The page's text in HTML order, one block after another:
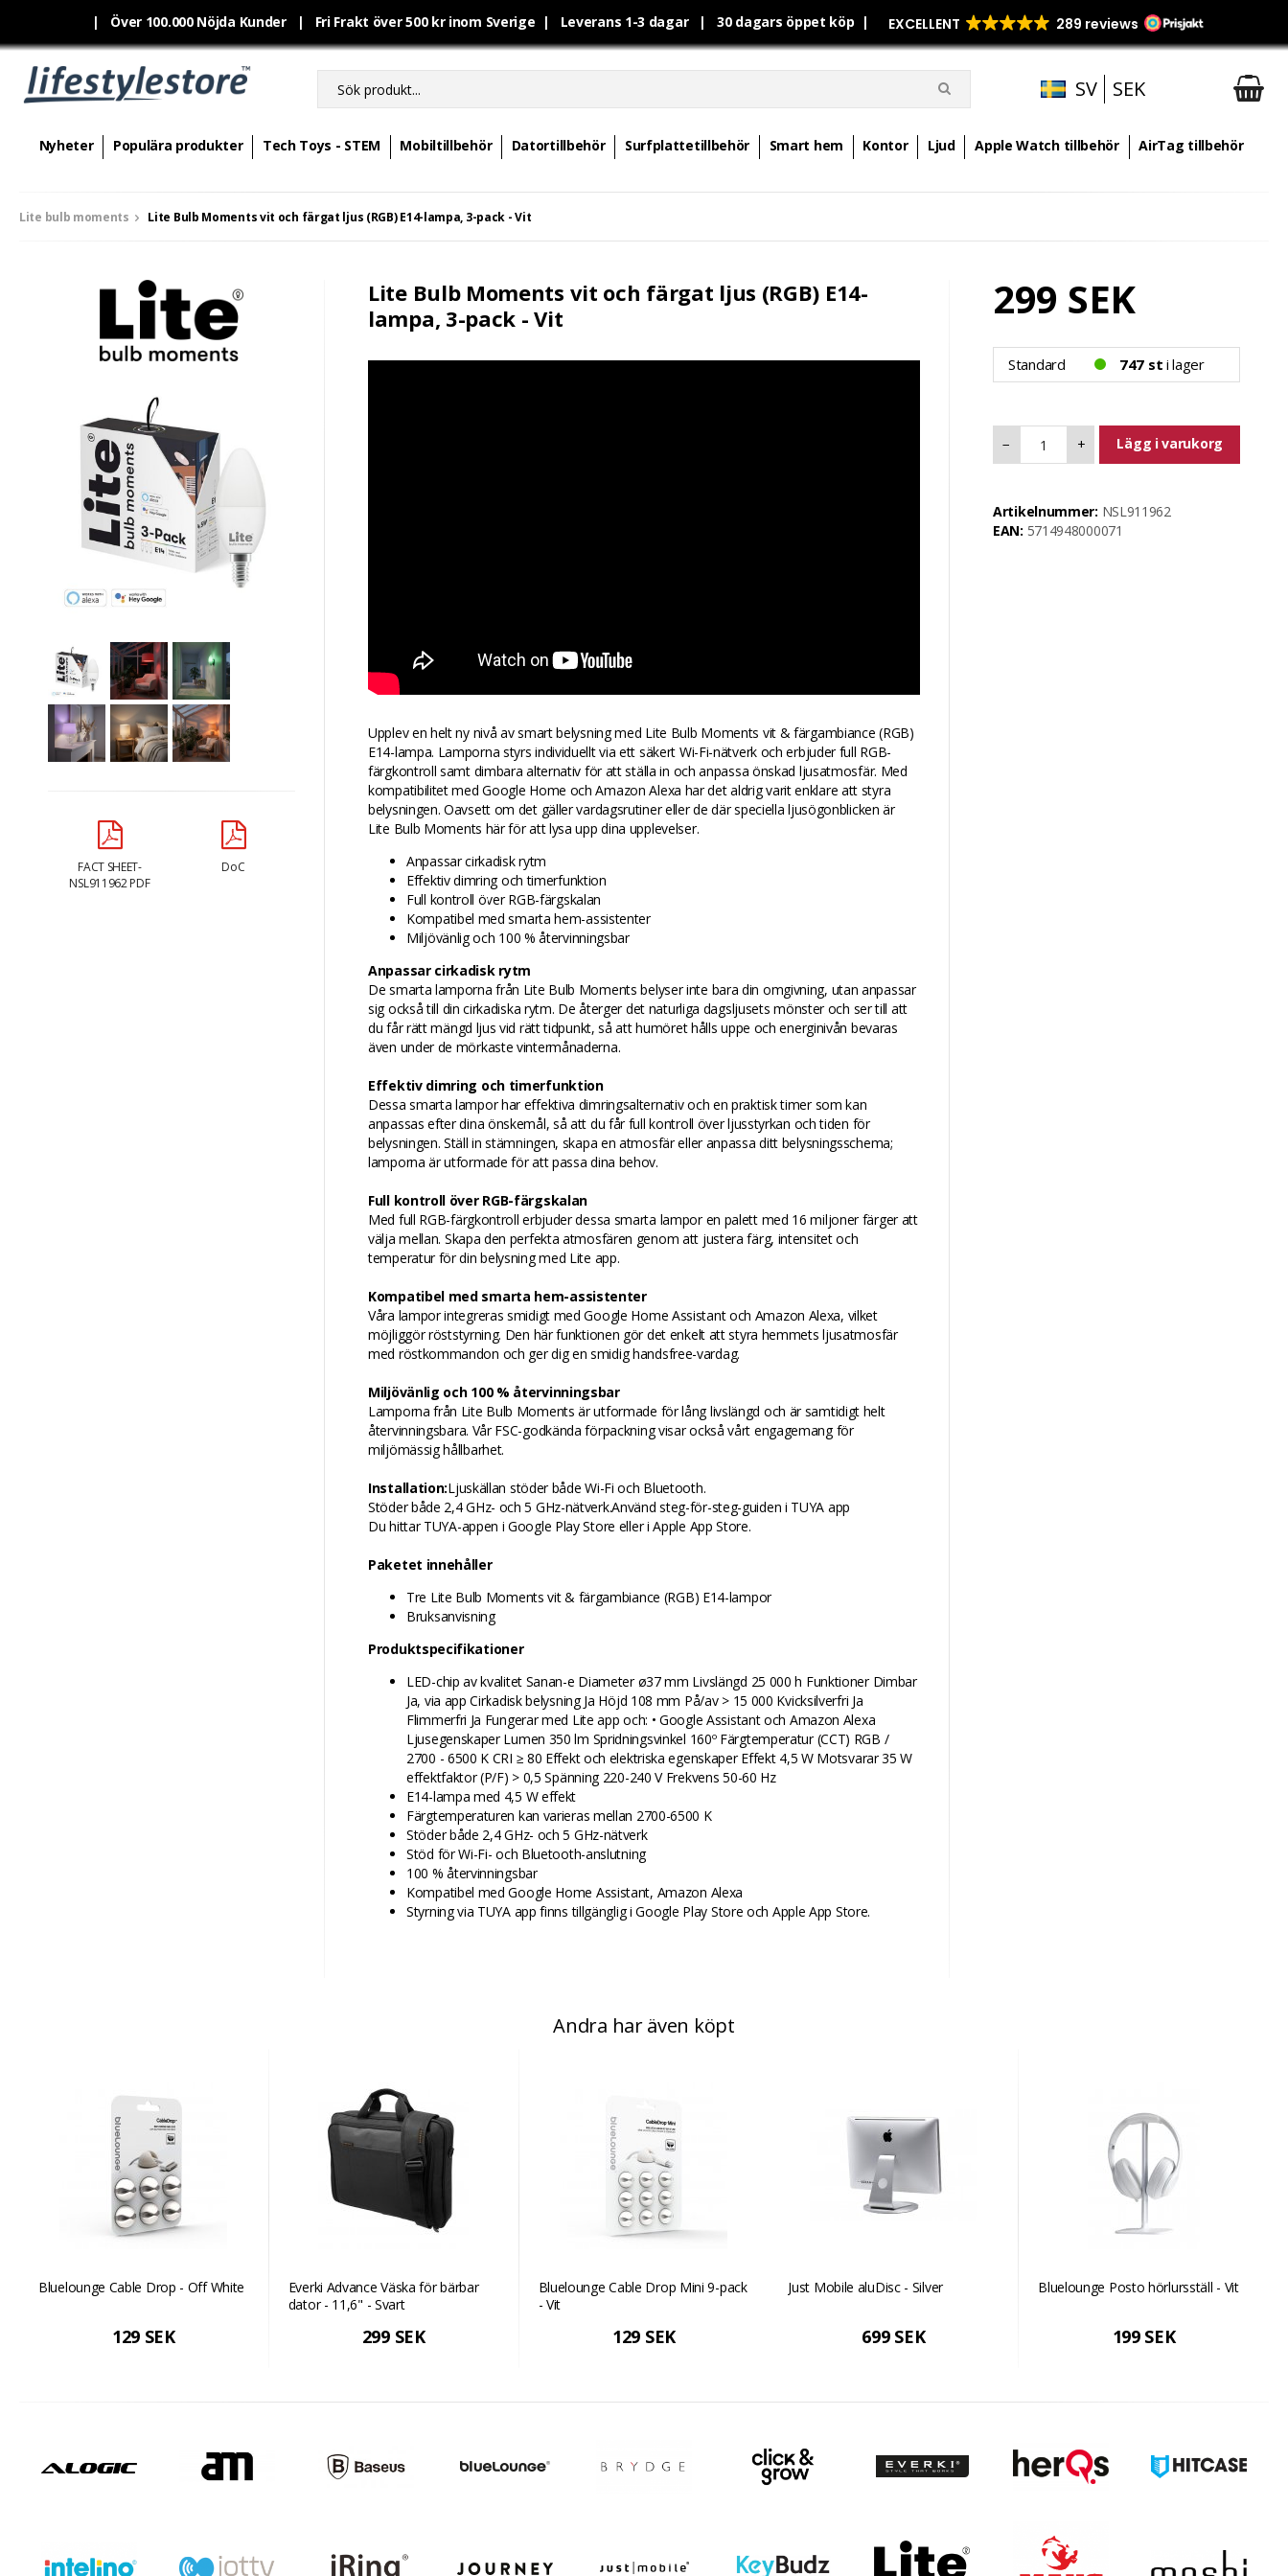
| Över 100.000 Nöjda Kunder | Fri Frakt över 500 kr inom Sverige | Leverans 1-3 dagar | 30 dagars öppet köp |
SV SEK
Nyheter Populära produkter Tech Toys - STEM Mobiltillbehör Datortillbehör Surfplattetillbehör Smart hem Kontor Ljud Apple Watch tillbehör AirTag tillbehör
Lite bulb moments Lite Bulb Moments vit och färgat ljus (RGB) E14-lampa, 3-pack - Vit
FACT SHEET-
NSL911962 PDF
DoC
Lite Bulb Moments vit och färgat ljus (RGB) E14-
lampa, 3-pack - Vit
Upplev en helt ny nivå av smart belysning med Lite Bulb Moments vit & färgambiance (RGB)
E14-lampa. Lamporna styrs individuellt via ett säkert Wi-Fi-nätverk och erbjuder full RGB-
färgkontroll samt dimbara alternativ för att ställa in och anpassa önskad ljusatmosfär. Med
kompatibilitet med Google Home och Amazon Alexa har det aldrig varit enklare att styra
belysningen. Oavsett om det gäller vardagsrutiner eller de där speciella ljusögonblicken är
Lite Bulb Moments här för att lysa upp dina upplevelser.
Anpassar cirkadisk rytm
Effektiv dimring och timerfunktion
Full kontroll över RGB-färgskalan
Kompatibel med smarta hem-assistenter
Miljövänlig och 100 % återvinningsbar
Anpassar cirkadisk rytm
De smarta lamporna från Lite Bulb Moments belyser inte bara din omgivning, utan anpassar
sig också till din cirkadiska rytm. De återger det naturliga dagsljusets mönster och ser till att
du får rätt mängd ljus vid rätt tidpunkt, så att humöret hålls uppe och energinivån bevaras
även under de mörkaste vintermånaderna.
Effektiv dimring och timerfunktion
Dessa smarta lampor har effektiva dimringsalternativ och en praktisk timer som kan
anpassas efter dina önskemål, så att du får full kontroll över ljusstyrkan och tiden för
belysningen. Ställ in stämningen, skapa en atmosfär eller anpassa ditt belysningsschema;
lamporna är utformade för att passa dina behov.
Full kontroll över RGB-färgskalan
Med full RGB-färgkontroll erbjuder dessa smarta lampor en palett med 16 miljoner färger att
välja mellan. Skapa den perfekta atmosfären genom att justera färg, intensitet och
temperatur för din belysning med Lite app.
Kompatibel med smarta hem-assistenter
Våra lampor integreras smidigt med Google Home Assistant och Amazon Alexa, vilket
möjliggör röststyrning. Den här funktionen gör det enkelt att styra hemmets ljusatmosfär
med röstkommandon och ger dig en smidig handsfree-vardag.
Miljövänlig och 100 % återvinningsbar
Lamporna från Lite Bulb Moments är utformade för lång livslängd och är samtidigt helt
återvinningsbara. Vår FSC-godkända förpackning visar också vårt engagemang för
miljömässig hållbarhet.
Installation:Ljuskällan stöder både Wi-Fi och Bluetooth.
Stöder både 2,4 GHz- och 5 GHz-nätverk.Använd steg-för-steg-guiden i TUYA app
Du hittar TUYA-appen i Google Play Store eller i Apple App Store.
Paketet innehåller
Tre Lite Bulb Moments vit & färgambiance (RGB) E14-lampor
Bruksanvisning
Produktspecifikationer
LED-chip av kvalitet Sanan-e Diameter ø37 mm Livslängd 25 000 h Funktioner Dimbar
Ja, via app Cirkadisk belysning Ja Höjd 108 mm På/av > 15 000 Kvicksilverfri Ja
Flimmerfri Ja Fungerar med Lite app och: • Google Assistant och Amazon Alexa
Ljusegenskaper Lumen 350 lm Spridningsvinkel 160º Färgtemperatur (CCT) RGB /
2700 - 6500 K CRI ≥ 80 Effekt och elektriska egenskaper Effekt 4,5 W Motsvarar 35 W
effektfaktor (P/F) > 0,5 Spänning 220-240 V Frekvens 50-60 Hz
E14-lampa med 4,5 W effekt
Färgtemperaturen kan varieras mellan 2700-6500 K
Stöder både 2,4 GHz- och 5 GHz-nätverk
Stöd för Wi-Fi- och Bluetooth-anslutning
100 % återvinningsbar
Kompatibel med Google Home Assistant, Amazon Alexa
Styrning via TUYA app finns tillgänglig i Google Play Store och Apple App Store.
299 SEK
Standard 747 st i lager
− + Lägg i varukorg
Artikelnummer: NSL911962
EAN: 5714948000071
Andra har även köpt
Bluelounge Cable Drop - Off White
129 SEK
Everki Advance Väska för bärbar
dator - 11,6" - Svart
299 SEK
Bluelounge Cable Drop Mini 9-pack
- Vit
129 SEK
Just Mobile aluDisc - Silver
699 SEK
Bluelounge Posto hörlursställ - Vit
199 SEK